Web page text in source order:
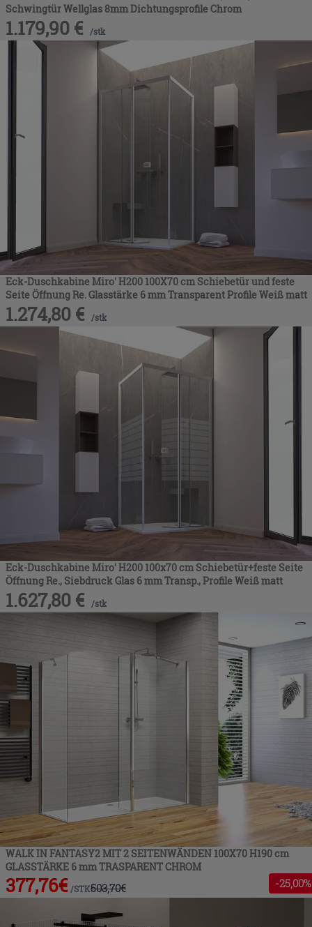
Schwingtür Wellglas 8mm Dichtungsprofile Chrom
1.179,90 € /stk
Eck-Duschkabine Miro' H200 100X70 cm Schiebetür und feste
Seite Öffnung Re. Glasstärke 6 mm Transparent Profile Weiß matt
1.274,80 € /stk
Eck-Duschkabine Miro' H200 100x70 cm Schiebetür+feste Seite
Öffnung Re., Siebdruck Glas 6 mm Transp., Profile Weiß matt
1.627,80 € /stk
WALK IN FANTASY2 MIT 2 SEITENWÄNDEN 100X70 H190 cm
GLASSTÄRKE 6 mm TRASPARENT CHROM
377,76€ /STK503,70€ -25,00%